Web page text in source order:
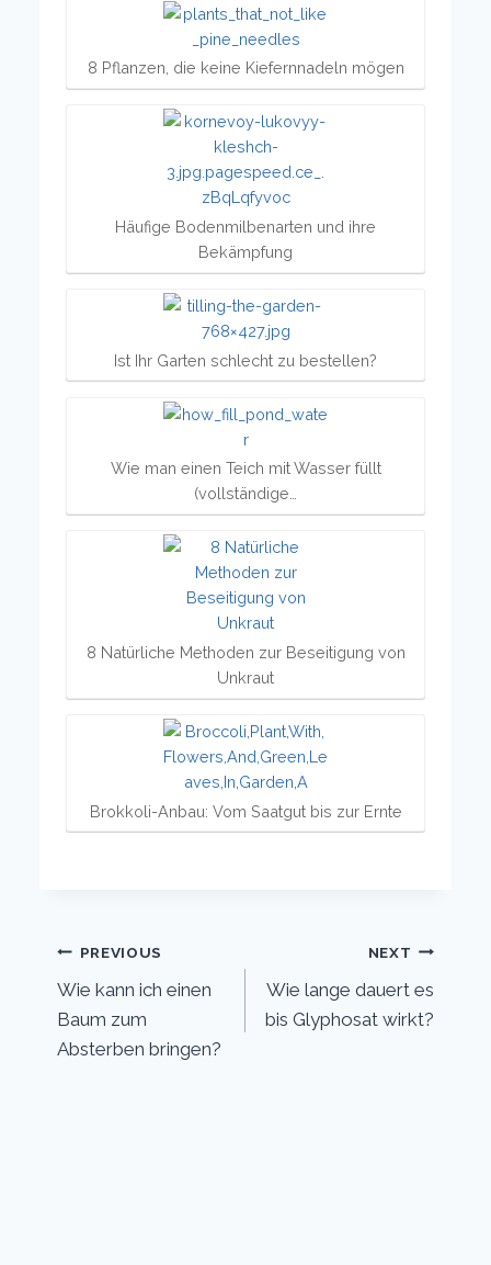
8 Pflanzen, die keine Kiefernnadeln mögen
Häufige Bodenmilbenarten und ihre
Bekämpfung
Ist Ihr Garten schlecht zu bestellen?
Wie man einen Teich mit Wasser füllt
(vollständige…
8 Natürliche Methoden zur Beseitigung von
Unkraut
Brokkoli-Anbau: Vom Saatgut bis zur Ernte
Post
navigation
PREVIOUS
Wie kann ich einen
Baum zum
Absterben bringen?
NEXT
Wie lange dauert es
bis Glyphosat wirkt?